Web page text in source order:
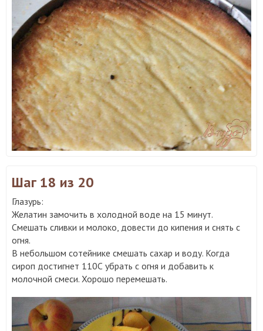
Шаг 18 из 20
Глазурь:
Желатин замочить в холодной воде на 15 минут.
Смешать сливки и молоко, довести до кипения и снять с
огня.
В небольшом сотейнике смешать сахар и воду. Когда
сироп достигнет 110С убрать с огня и добавить к
молочной смеси. Хорошо перемешать.